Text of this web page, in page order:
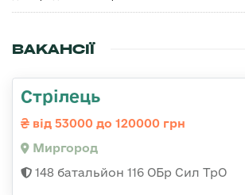
ВАКАНСІЇ
Стрілець
від 53000 до 120000 грн
Миргород
148 батальйон 116 ОБр Сил ТрО